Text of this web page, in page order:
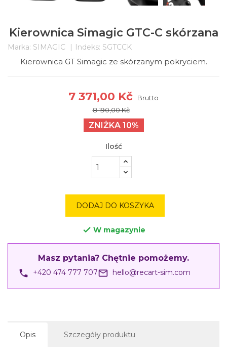
Kierownica Simagic GTC-C skórzana
Marka: SIMAGIC Indeks: SGTCCK
Kierownica GT Simagic ze skórzanym pokryciem.
7 371,00 Kč
Brutto
8 190,00 Kč
ZNIŻKA 10%
Ilość
DODAJ DO KOSZYKA
 W magazynie
Masz pytania? Chętnie pomożemy.
phone +420 474 777 707mail_outline hello@recart-sim.com
Opis Szczegóły produktu